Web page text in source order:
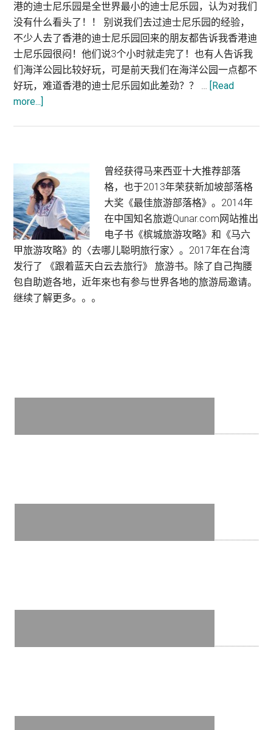
港的迪士尼乐园是全世界最小的迪士尼乐园，认为对我们
没有什么看头了！！ 别说我们去过迪士尼乐园的经验，
不少人去了香港的迪士尼乐园回来的朋友都告诉我香港迪
士尼乐园很闷！他们说3个小时就走完了！也有人告诉我
们海洋公园比较好玩，可是前天我们在海洋公园一点都不
好玩，难道香港的迪士尼乐园如此差劲？？ … [Read
more...]
Hong
Kong
Disneyland
Primary
Sidebar
曾经获得马来西亚十大推荐部落
格，也于2013年荣获新加坡部落格
大奖《最佳旅游部落格》。2014年
在中国知名旅遊Qunar.com网站推出
电子书《槟城旅游攻略》和《马六
甲旅游攻略》的〈去哪儿聪明旅行家〉。2017年在台湾
发行了 《跟着蓝天白云去旅行》 旅游书。除了自己掏腰
包自助遊各地，近年來也有参与世界各地的旅游局邀请。
继续了解更多。。。